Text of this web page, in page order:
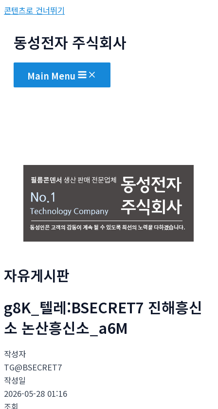
콘텐츠로 건너뛰기
동성전자 주식회사
Main Menu
자유게시판
g8K_텔레:BSECRET7 진해흥신
소 논산흥신소_a6M
작성자
TG@BSECRET7
작성일
2026-05-28 01:16
조회